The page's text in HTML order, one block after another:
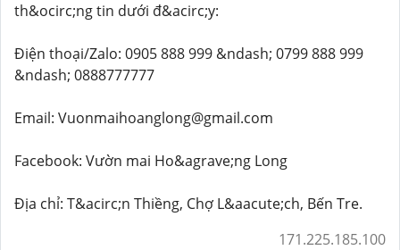
th&ocirc;ng tin dưới đ&acirc;y:
Điện thoại/Zalo: 0905 888 999 &ndash; 0799 888 999
&ndash; 0888777777
Email: Vuonmaihoanglong@gmail.com
Facebook: Vườn mai Ho&agrave;ng Long
Địa chỉ: T&acirc;n Thiềng, Chợ L&aacute;ch, Bến Tre.
171.225.185.100